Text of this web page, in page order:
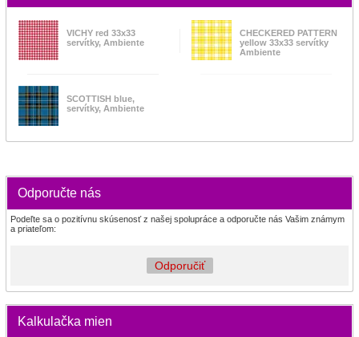
VICHY red 33x33
servítky, Ambiente
CHECKERED PATTERN
yellow 33x33 servítky
Ambiente
SCOTTISH blue,
servítky, Ambiente
Odporučte nás
Podeľte sa o pozitívnu skúsenosť z našej spolupráce a odporučte nás Vašim známym
a priateľom:
Odporučiť
Kalkulačka mien